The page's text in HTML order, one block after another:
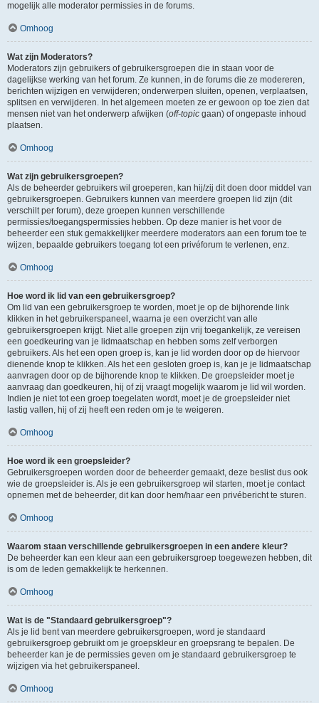
mogelijk alle moderator permissies in de forums.
Omhoog
Wat zijn Moderators?
Moderators zijn gebruikers of gebruikersgroepen die in staan voor de
dagelijkse werking van het forum. Ze kunnen, in de forums die ze modereren,
berichten wijzigen en verwijderen; onderwerpen sluiten, openen, verplaatsen,
splitsen en verwijderen. In het algemeen moeten ze er gewoon op toe zien dat
mensen niet van het onderwerp afwijken (off-topic gaan) of ongepaste inhoud
plaatsen.
Omhoog
Wat zijn gebruikersgroepen?
Als de beheerder gebruikers wil groeperen, kan hij/zij dit doen door middel van
gebruikersgroepen. Gebruikers kunnen van meerdere groepen lid zijn (dit
verschilt per forum), deze groepen kunnen verschillende
permissies/toegangspermissies hebben. Op deze manier is het voor de
beheerder een stuk gemakkelijker meerdere moderators aan een forum toe te
wijzen, bepaalde gebruikers toegang tot een privéforum te verlenen, enz.
Omhoog
Hoe word ik lid van een gebruikersgroep?
Om lid van een gebruikersgroep te worden, moet je op de bijhorende link
klikken in het gebruikerspaneel, waarna je een overzicht van alle
gebruikersgroepen krijgt. Niet alle groepen zijn vrij toegankelijk, ze vereisen
een goedkeuring van je lidmaatschap en hebben soms zelf verborgen
gebruikers. Als het een open groep is, kan je lid worden door op de hiervoor
dienende knop te klikken. Als het een gesloten groep is, kan je je lidmaatschap
aanvragen door op de bijhorende knop te klikken. De groepsleider moet je
aanvraag dan goedkeuren, hij of zij vraagt mogelijk waarom je lid wil worden.
Indien je niet tot een groep toegelaten wordt, moet je de groepsleider niet
lastig vallen, hij of zij heeft een reden om je te weigeren.
Omhoog
Hoe word ik een groepsleider?
Gebruikersgroepen worden door de beheerder gemaakt, deze beslist dus ook
wie de groepsleider is. Als je een gebruikersgroep wil starten, moet je contact
opnemen met de beheerder, dit kan door hem/haar een privébericht te sturen.
Omhoog
Waarom staan verschillende gebruikersgroepen in een andere kleur?
De beheerder kan een kleur aan een gebruikersgroep toegewezen hebben, dit
is om de leden gemakkelijk te herkennen.
Omhoog
Wat is de "Standaard gebruikersgroep"?
Als je lid bent van meerdere gebruikersgroepen, word je standaard
gebruikersgroep gebruikt om je groepskleur en groepsrang te bepalen. De
beheerder kan je de permissies geven om je standaard gebruikersgroep te
wijzigen via het gebruikerspaneel.
Omhoog